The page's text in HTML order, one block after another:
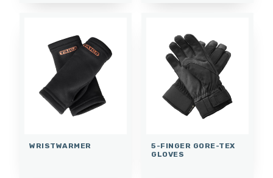
WRISTWARMER
5-FINGER GORE-TEX
GLOVES